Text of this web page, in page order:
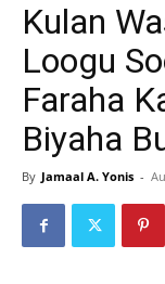
Kulan
Loogu
Faraha
Biyaha
By Jamaal A. Yonis -